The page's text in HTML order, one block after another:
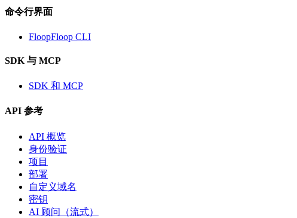
命令行界面
FloopFloop CLI
SDK 与 MCP
SDK 和 MCP
API 参考
API 概览
身份验证
项目
部署
自定义域名
密钥
AI 顾问（流式）